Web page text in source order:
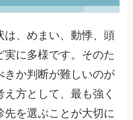
は、めまい、動悸、頭
に多様です。そのた
きか判断が難しいのが
方として、最も強く
を選ぶことが大切に